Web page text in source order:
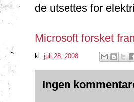
de utsettes for
Microsoft forsket
kl. juli 28, 2008
Ingen